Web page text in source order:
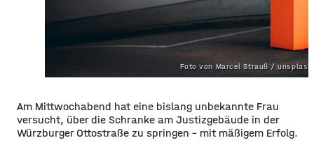
Foto von Marcel Strauß /
Am Mittwochabend hat eine bislang unbekannte Frau
versucht, über die Schranke am Justizgebäude in der
Würzburger Ottostraße zu springen – mit mäßigem Erfolg.